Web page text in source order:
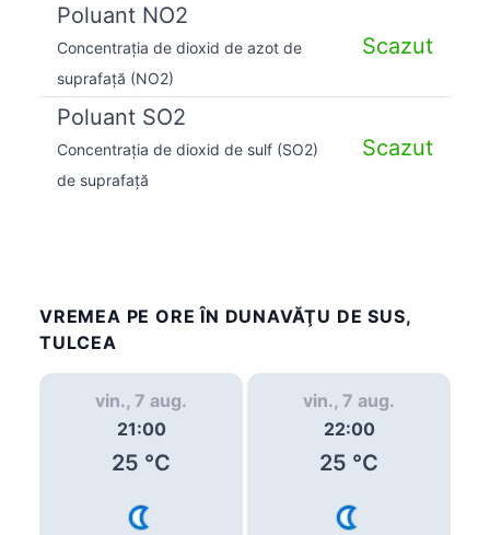
Poluant NO2
Concentrația de dioxid de azot de
suprafață (NO2)
Scazut
Poluant SO2
Concentrația de dioxid de sulf (SO2)
de suprafață
Scazut
VREMEA PE ORE ÎN DUNAVĂŢU DE SUS,
TULCEA
vin., 7 aug.
21:00
25 °C
vin., 7 aug.
22:00
25 °C